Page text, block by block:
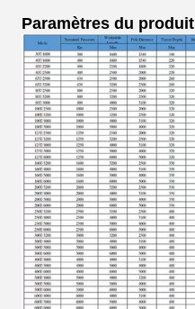
Paramètres du produit